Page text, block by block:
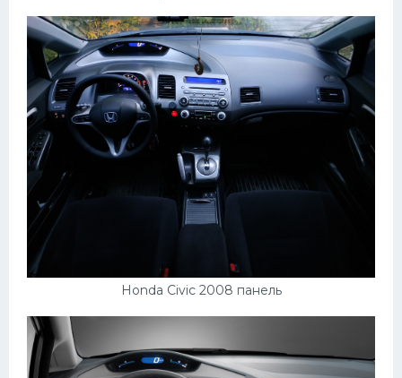
Honda Civic 2008 панель